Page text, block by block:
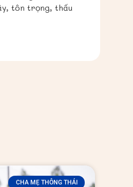
tôn trọng, thấu
CHA MẸ THÔNG THÁI